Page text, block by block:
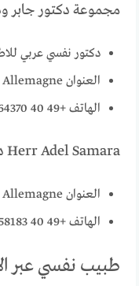
مجموعة دكتور جابر
دكتور نفسي عربي
العنوان Gertigstraße 48, 22303 Hamburg, Allemagne.
الهاتف +49 40 696564370.
Herr Adel Samara دكتور عادل سامارا
العنوان Veringstraße 45, 21107 Hamburg, Allemagne.
الهاتف +49 40 758183.
طبيب نفسي عبر